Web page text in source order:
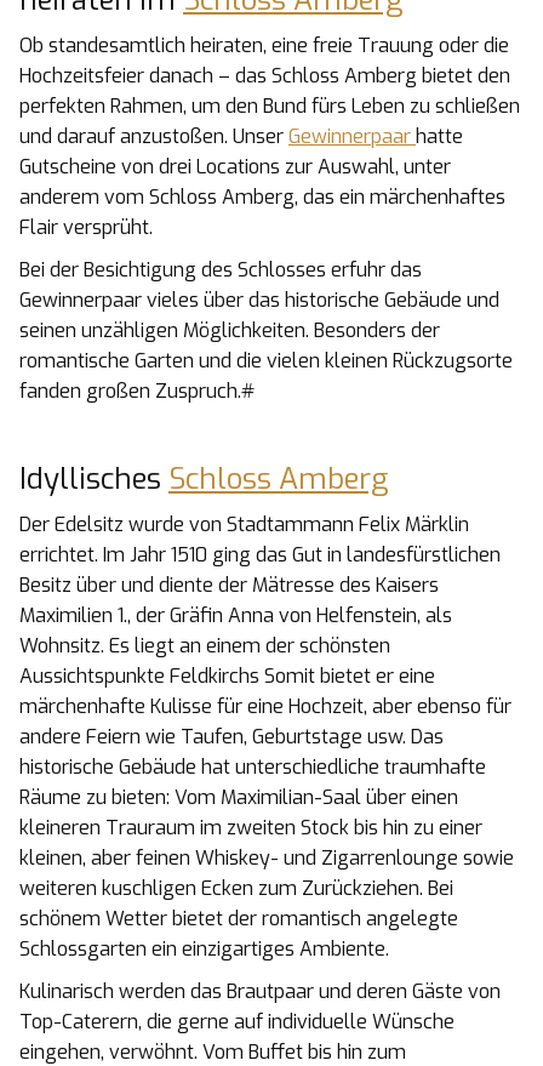
Ob standesamtlich heiraten, eine freie Trauung oder die
Hochzeitsfeier danach – das Schloss Amberg bietet den
perfekten Rahmen, um den Bund fürs Leben zu schließen
und darauf anzustoßen. UnserGewinnerpaar hatte
Gutscheine von drei Locations zur Auswahl, unter
anderem vom Schloss Amberg, das ein märchenhaftes
Flair versprüht.
Bei der Besichtigung des Schlosses erfuhr das
Gewinnerpaar vieles über das historische Gebäude und
seinen unzähligen Möglichkeiten. Besonders der
romantische Garten und die vielen kleinen Rückzugsorte
fanden großen Zuspruch.#
Idyllisches Schloss Amberg
Der Edelsitz wurde von Stadtammann Felix Märklin
errichtet. Im Jahr 1510 ging das Gut in landesfürstlichen
Besitz über und diente der Mätresse des Kaisers
Maximilien 1., der Gräfin Anna von Helfenstein, als
Wohnsitz. Es liegt an einem der schönsten
Aussichtspunkte Feldkirchs Somit bietet er eine
märchenhafte Kulisse für eine Hochzeit, aber ebenso für
andere Feiern wie Taufen, Geburtstage usw. Das
historische Gebäude hat unterschiedliche traumhafte
Räume zu bieten: Vom Maximilian-Saal über einen
kleineren Trauraum im zweiten Stock bis hin zu einer
kleinen, aber feinen Whiskey- und Zigarrenlounge sowie
weiteren kuschligen Ecken zum Zurückziehen. Bei
schönem Wetter bietet der romantisch angelegte
Schlossgarten ein einzigartiges Ambiente.
Kulinarisch werden das Brautpaar und deren Gäste von
Top-Caterern, die gerne auf individuelle Wünsche
eingehen, verwöhnt. Vom Buffet bis hin zum